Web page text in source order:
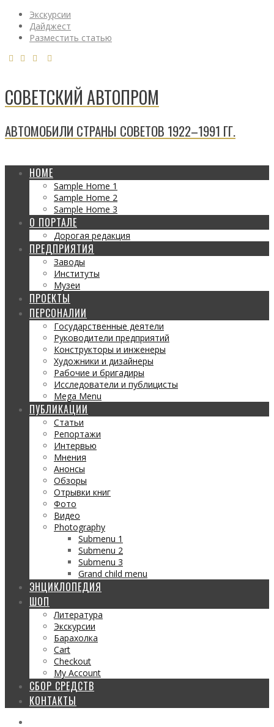
Экскурсии
Дайджест
Разместить статью
СОВЕТСКИЙ АВТОПРОМ
АВТОМОБИЛИ СТРАНЫ СОВЕТОВ 1922–1991 ГГ.
HOME
Sample Home 1
Sample Home 2
Sample Home 3
О ПОРТАЛЕ
Дорогая редакция
ПРЕДПРИЯТИЯ
Заводы
Институты
Музеи
ПРОЕКТЫ
ПЕРСОНАЛИИ
Государственные деятели
Руководители предприятий
Конструкторы и инженеры
Художники и дизайнеры
Рабочие и бригадиры
Исследователи и публицисты
Mega Menu
ПУБЛИКАЦИИ
Статьи
Репортажи
Интервью
Мнения
Анонсы
Обзоры
Отрывки книг
Фото
Видео
Photography
Submenu 1
Submenu 2
Submenu 3
Grand child menu
ЭНЦИКЛОПЕДИЯ
ШОП
Литература
Экскурсии
Барахолка
Cart
Checkout
My Account
СБОР СРЕДСТВ
КОНТАКТЫ